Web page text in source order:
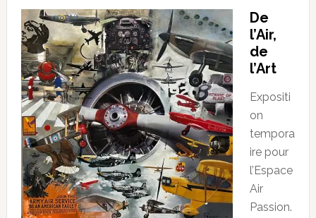
De
l’Air,
de
l’Art
Expositi
on
tempora
ire pour
l’Espace
Air
Passion.